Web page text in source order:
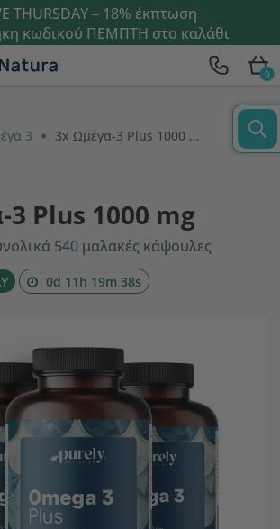
THURSDAY – 18% έκπτωση
κωδικού ΠΕΜΠΤΗ στο καλάθι
0
3 3x Ωμέγα-3 Plus 1000 mg
Plus 1000 mg
540 μαλακές κάψουλες
0d 11h 19m 38s